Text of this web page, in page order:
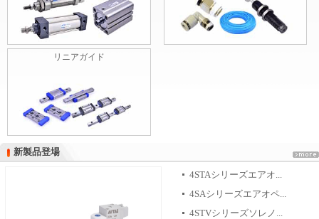
リニアガイド
新製品登場
新製品登場
4STAシリーズエアオ...
4SAシリーズエアオペ...
4STVシリーズソレノ...